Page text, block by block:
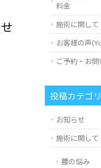
料金
施術に関して
お客様の声
ご予約・お問
投稿カテゴ
お知らせ
施術に関して
腰の悩み